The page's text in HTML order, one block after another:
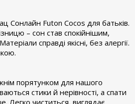
Сонлайн Futon Cocos для батьків.
– сон став спокійнішим,
справді якісні, без алергії.
порятунком для нашого
стики й нерівності, а спати